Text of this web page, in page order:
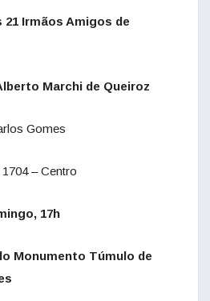
Irmãos Amigos de
Marchi de Queiroz
Gomes
– Centro
17h
Monumento Túmulo de